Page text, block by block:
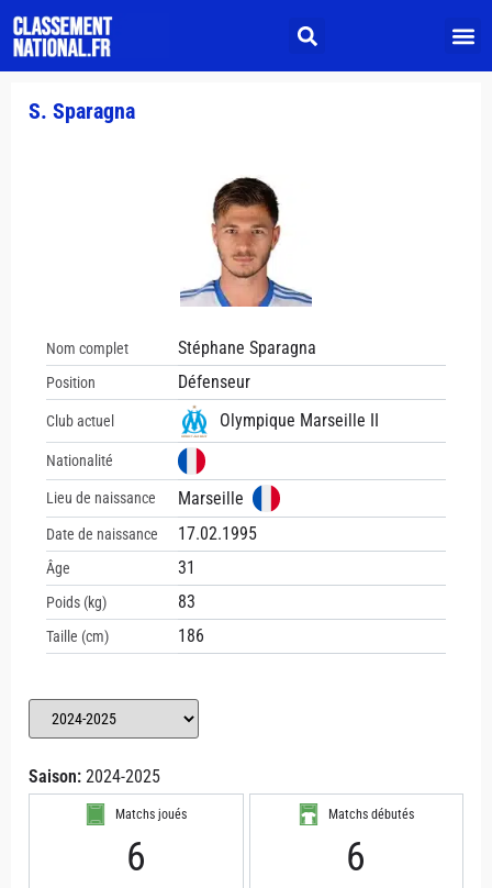
S. Sparagna
Nom complet Stéphane Sparagna
Position Défenseur
Club actuel Olympique Marseille II
Nationalité
Lieu de naissance Marseille
Date de naissance 17.02.1995
Âge 31
Poids (kg) 83
Taille (cm) 186
Saison: 2024-2025
Matchs joués
6
Matchs débutés
6